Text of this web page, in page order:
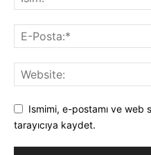
Ismimi, e-postamı ve web
tarayıcıya kaydet.